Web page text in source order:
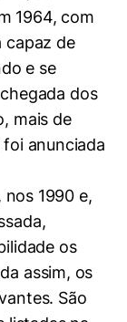
1964, com
capaz de
e se
dos
mais de
anunciada
1990 e,
os
assim, os
São